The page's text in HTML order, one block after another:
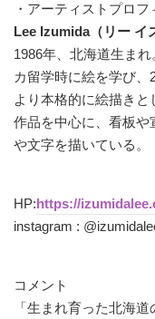
・アーティストプロフ
Lee Izumida（リー イ
1986年、北海道生ま
カ留学時に絵を学び
より本格的に絵描き
作品を中心に、看板
や文字を描いている。
HP:https://
instagram :
コメント
「生まれ育った北海